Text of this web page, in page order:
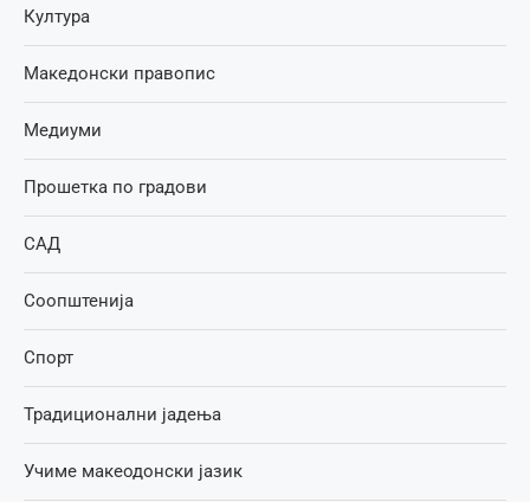
Култура
Македонски правопис
Медиуми
Прошетка по градови
САД
Соопштенија
Спорт
Традиционални јадења
Учиме макеодонски јазик